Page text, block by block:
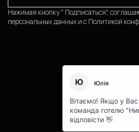
Нажимая кнопку " Подписаться",
персональных данных и с Политикой